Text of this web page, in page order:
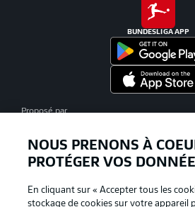
BUNDESLIGA APP
Proposé par
NOUS PRENONS À
PROTÉGER VOS
En cliquant sur « Accepter tous les
stockage de cookies sur votre appareil